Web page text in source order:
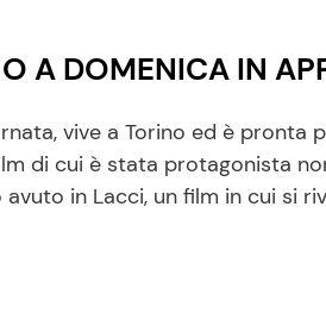
A DOMENICA IN
vive a Torino ed è pronta
di cui è stata protagonista
in Lacci, un film in cui si